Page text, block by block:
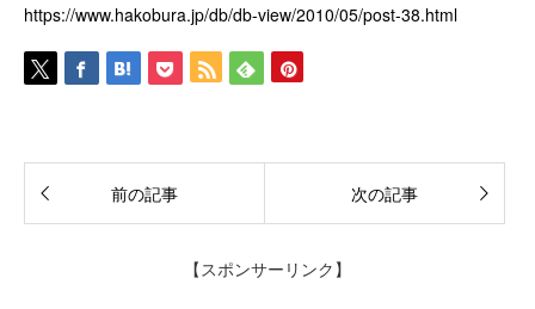
https://www.hakobura.jp/db/db-view/2010/05/post-38.html
前の記事 次の記事
【スポンサーリンク】